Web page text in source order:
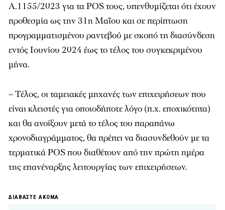
Α.1155/2023 για τα POS τους, υπενθυμίζεται ότι έχουν
προθεσμία ως την 31η Μαΐου και σε περίπτωση
προγραμματισμένου ραντεβού με σκοπό τη διασύνδεση
εντός Ιουνίου 2024 έως το τέλος του συγκεκριμένου
μήνα.
– Τέλος, οι ταμειακές μηχανές των επιχειρήσεων που
είναι κλειστές για οποιοδήποτε λόγο (π.χ. εποχικότητα)
και θα ανοίξουν μετά το τέλος του παραπάνω
χρονοδιαγράμματος, θα πρέπει να διασυνδεθούν με τα
τερματικά POS που διαθέτουν από την πρώτη ημέρα
της επανέναρξης λειτουργίας των επιχειρήσεων.
ΔΙΑΒΑΣΤΕ ΑΚΟΜΑ